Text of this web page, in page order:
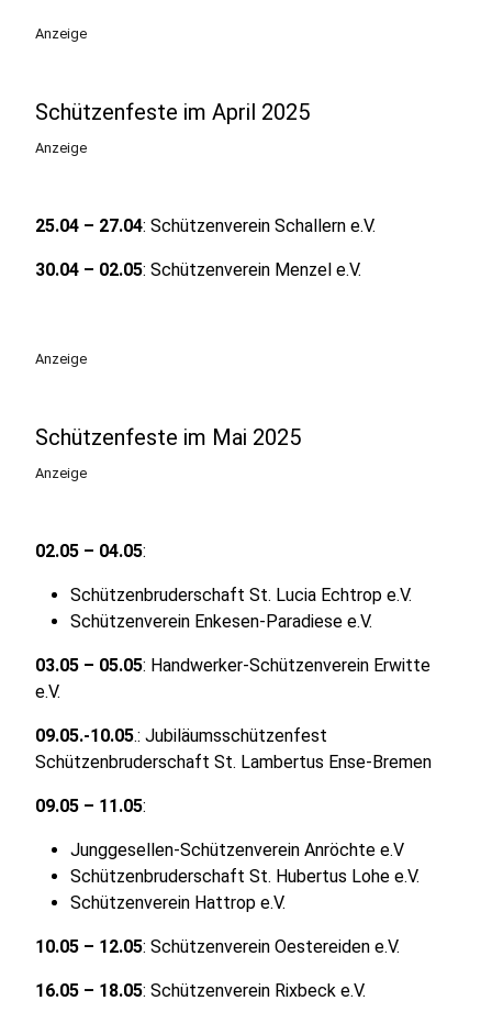
Anzeige
Schützenfeste im April 2025
Anzeige
25.04 – 27.04: Schützenverein Schallern e.V.
30.04 – 02.05: Schützenverein Menzel e.V.
Anzeige
Schützenfeste im Mai 2025
Anzeige
02.05 – 04.05:
Schützenbruderschaft St. Lucia Echtrop e.V.
Schützenverein Enkesen-Paradiese e.V.
03.05 – 05.05: Handwerker-Schützenverein Erwitte
e.V.
09.05.-10.05.: Jubiläumsschützenfest
Schützenbruderschaft St. Lambertus Ense-Bremen
09.05 – 11.05:
Junggesellen-Schützenverein Anröchte e.V
Schützenbruderschaft St. Hubertus Lohe e.V.
Schützenverein Hattrop e.V.
10.05 – 12.05: Schützenverein Oestereiden e.V.
16.05 – 18.05: Schützenverein Rixbeck e.V.